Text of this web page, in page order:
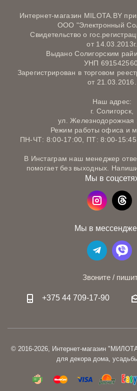
Интернет-магазин MILOTA.BY
ООО "Электронный
Свидетельство о
от 14.03.2013г.
Выдано Солигорским
УНП
Зарегистрирован в торговом
от 21.03.2016.
Наш адрес:
г. Солигорск,
ул. Железнодорожная
Режим работы офиса и
ПН-ЧТ: 8:00-17:00, ПТ: 8:00-
В Инстаграм наш менеджер
помогает без выходных.
Мы в
Мы в
Звоните /
+375 44 709-17-90
© 2016-2026, Интернет-магазин
для декора дома,